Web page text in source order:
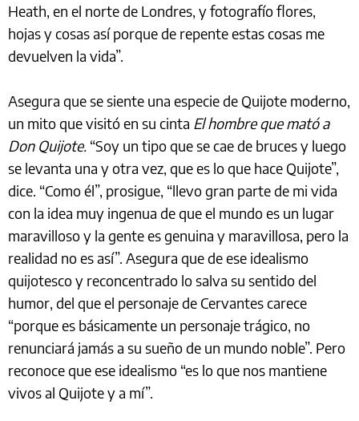
Heath, en el norte de Londres, y fotografío flores,
hojas y cosas así porque de repente estas cosas me
devuelven la vida”.
Asegura que se siente una especie de Quijote moderno,
un mito que visitó en su cinta El hombre que mató a
Don Quijote. “Soy un tipo que se cae de bruces y luego
se levanta una y otra vez, que es lo que hace Quijote”,
dice. “Como él”, prosigue, “llevo gran parte de mi vida
con la idea muy ingenua de que el mundo es un lugar
maravilloso y la gente es genuina y maravillosa, pero la
realidad no es así”. Asegura que de ese idealismo
quijotesco y reconcentrado lo salva su sentido del
humor, del que el personaje de Cervantes carece
“porque es básicamente un personaje trágico, no
renunciará jamás a su sueño de un mundo noble”. Pero
reconoce que ese idealismo “es lo que nos mantiene
vivos al Quijote y a mí”.